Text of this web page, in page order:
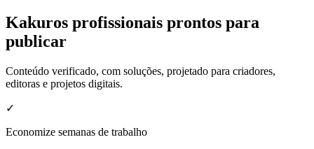
Kakuros profissionais prontos para
publicar
Conteúdo verificado, com soluções, projetado para criadores,
editoras e projetos digitais.
✓
Economize semanas de trabalho